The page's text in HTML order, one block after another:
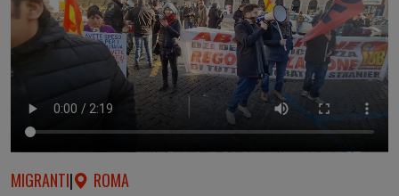
MIGRANTI| ROMA